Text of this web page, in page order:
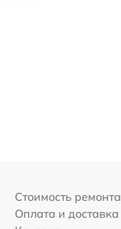
Стоимость ремонта
Оплата и доставка